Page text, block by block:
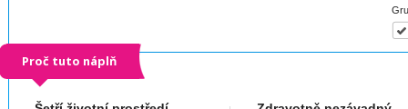
Proč tuto náplň